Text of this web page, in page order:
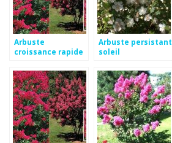
Arbuste
croissance rapide
persistant
Arbuste persistant
soleil